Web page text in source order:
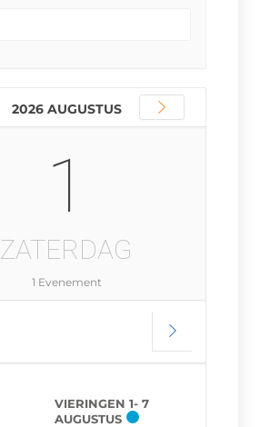
2026 AUGUSTUS
1
ZATERDAG
1 Evenement
VIERINGEN 1- 7
AUGUSTUS